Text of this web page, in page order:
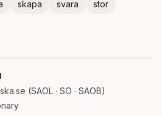
skapa svara
stor
(SAOL · SO · SAOB)